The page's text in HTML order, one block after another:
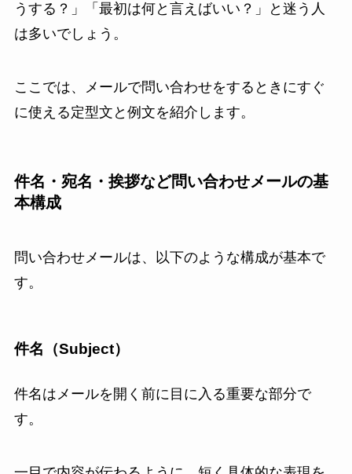
うする？」「最初は何と言えばいい？」と迷う人
は多いでしょう。
ここでは、メールで問い合わせをするときにすぐ
に使える定型文と例文を紹介します。
件名・宛名・挨拶など問い合わせメールの基
本構成
問い合わせメールは、以下のような構成が基本で
す。
件名（Subject）
件名はメールを開く前に目に入る重要な部分で
す。